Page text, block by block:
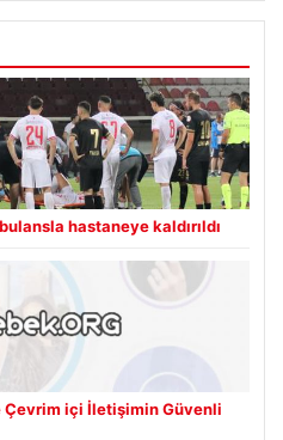
hastaneye kaldırıldı
içi İletişimin Güvenli